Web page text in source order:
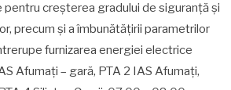
creşterea gradului de siguranţă şi
precum şi a îmbunătăţirii parametrilor
furnizarea energiei electrice
Afumaţi – gară, PTA 2 IAS Afumaţi,